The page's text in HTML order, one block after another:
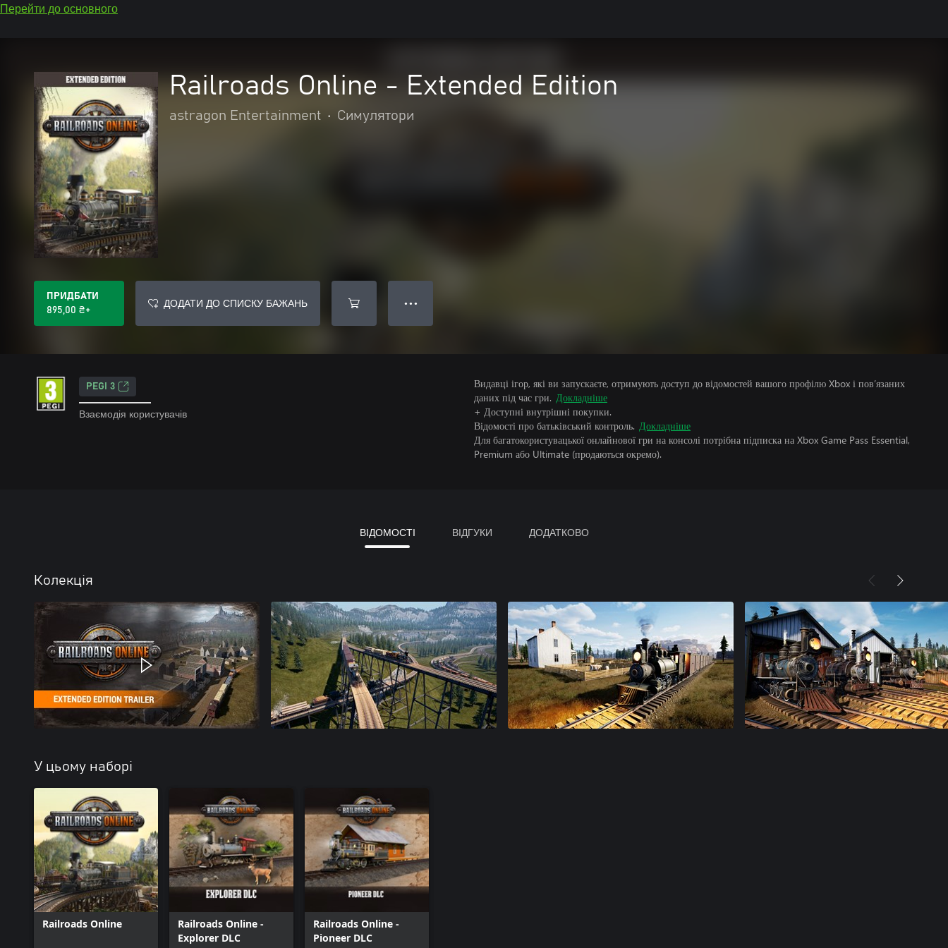
Перейти до основного
Railroads Online - Extended Edition
astragon Entertainment • Симулятори
ПРИДБАТИ
895,00 ₴+
ДОДАТИ ДО СПИСКУ БАЖАНЬ ● ● ●
PEGI 3
Взаємодія користувачів
Видавці ігор, які ви запускаєте, отримують доступ до відомостей вашого профілю Xbox і пов’язаних
даних під час гри. Докладніше
+ Доступні внутрішні покупки.
Відомості про батьківський контроль. Докладніше
Для багатокористувацької онлайнової гри на консолі потрібна підписка на Xbox Game Pass Essential,
Premium або Ultimate (продаються окремо).
ВІДОМОСТІ ВІДГУКИ ДОДАТКОВО
Колекція
У цьому наборі
Railroads Online
Railroads Online -
Explorer DLC
Railroads Online -
Pioneer DLC